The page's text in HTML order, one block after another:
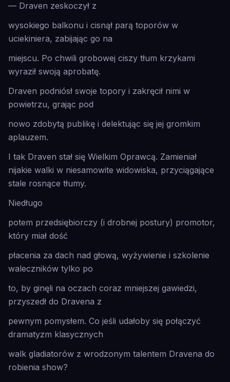
— Draven zeskoczył z
wysokiego balkonu i cisnął parą toporów w
uciekiniera, zabijając go na
miejscu. Po chwili grobowej ciszy tłum krzykami
wyraził swoją aprobatę.
Draven podniósł swoje topory i zakręcił nimi w
powietrzu, grając pod
nowo zdobytą publikę i delektując się jej gromkim
aplauzem.
I tak Draven stał się Wielkim Oprawcą. Zamieniał
nijakie walki w niesamowite widowiska, przyciągające
stale rosnące tłumy.
Niedługo
potem przedsiębiorczy (i drobnej postury) promotor,
który miał dość
płacenia za dach nad głową, wyżywienie i szkolenie
waleczników tylko po
to, by ginęli na oczach coraz mniejszej gawiedzi,
przyszedł do Dravena z
pewnym pomysłem. Co jeśli udałoby się połączyć
dramatyzm klasycznych
walk gladiatorów z wrodzonym talentem Dravena do
robienia show?